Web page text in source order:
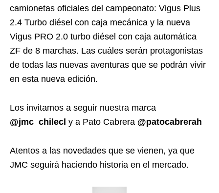
camionetas oficiales del campeonato: Vigus Plus
2.4 Turbo diésel con caja mecánica y la nueva
Vigus PRO 2.0 turbo diésel con caja automática
ZF de 8 marchas. Las cuáles serán protagonistas
de todas las nuevas aventuras que se podrán vivir
en esta nueva edición.
Los invitamos a seguir nuestra marca
@jmc_chilecl y a Pato Cabrera @patocabrerah
Atentos a las novedades que se vienen, ya que
JMC seguirá haciendo historia en el mercado.